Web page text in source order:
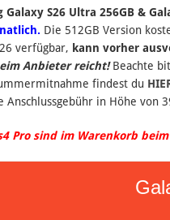
Galaxy S26 Ultra 256GB &
Die 512GB Version
verfügbar, kann vorher
Anbieter reicht! Beachte
findest du
Anschlussgebühr in Höhe von
Pro sind im Warenkorb